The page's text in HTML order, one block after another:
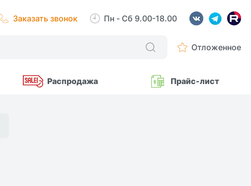
Заказать звонок Пн - Сб 9.00-18.00
Отложенное
Распродажа Прайс-лист